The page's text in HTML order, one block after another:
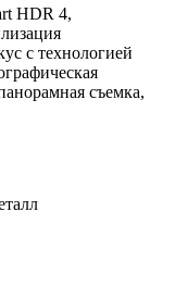
HDR 4,
с технологией
съемка,